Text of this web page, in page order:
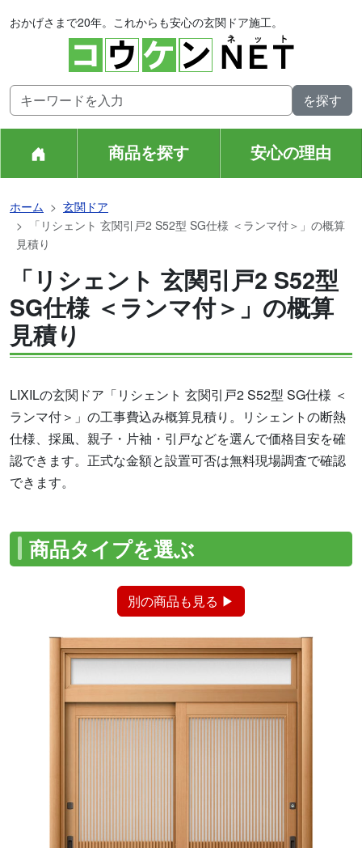
おかげさまで20年。これからも安心の玄関ドア施工。
商品を探す 安心の理由
ホーム
玄関ドア
「リシェント 玄関引戸2 S52型 SG仕様 ＜ランマ付＞」の概算
見積り
「リシェント 玄関引戸2 S52型
SG仕様 ＜ランマ付＞」の概算
見積り
LIXILの玄関ドア「リシェント 玄関引戸2 S52型 SG仕様 ＜
ランマ付＞」の工事費込み概算見積り。リシェントの断熱
仕様、採風、親子・片袖・引戸などを選んで価格目安を確
認できます。正式な金額と設置可否は無料現場調査で確認
できます。
商品タイプを選ぶ
別の商品も見る ▶